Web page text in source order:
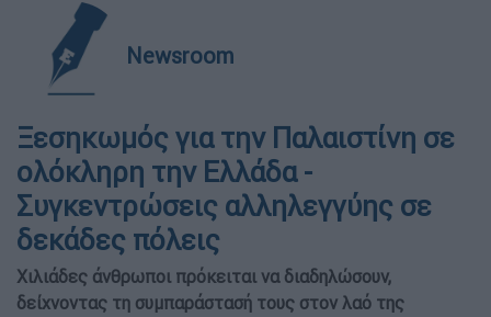
Newsroom
Ξεσηκωμός για την Παλαιστίνη σε
ολόκληρη την Ελλάδα -
Συγκεντρώσεις αλληλεγγύης σε
δεκάδες πόλεις
Χιλιάδες άνθρωποι πρόκειται να διαδηλώσουν,
δείχνοντας τη συμπαράστασή τους στον λαό της